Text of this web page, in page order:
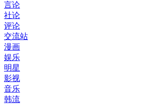
言论
社论
评论
交流站
漫画
娱乐
明星
影视
音乐
韩流